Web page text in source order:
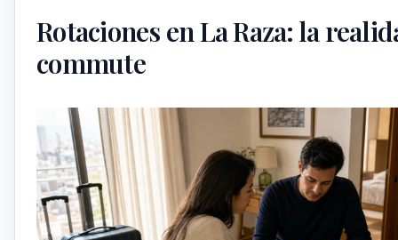
Rotaciones en La Raza: la
commute